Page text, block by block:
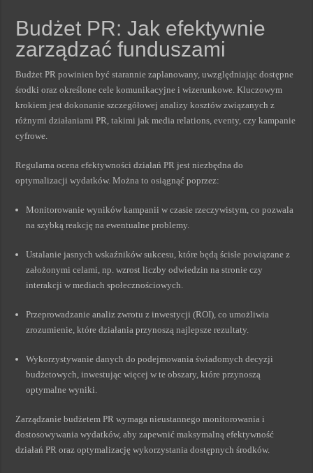
Budżet PR: Jak efektywnie
zarządzać funduszami
Budżet PR powinien być starannie zaplanowany, uwzględniając dostępne
środki oraz określone cele komunikacyjne i wizerunkowe. Kluczowym
krokiem jest dokonanie szczegółowej analizy kosztów związanych z
różnymi działaniami PR, takimi jak media relations, eventy, czy kampanie
cyfrowe.
Regularna ocena efektywności działań PR jest niezbędna do
optymalizacji wydatków. Można to osiągnąć poprzez:
Monitorowanie wyników kampanii w czasie rzeczywistym, co pozwala
na szybką reakcję na ewentualne problemy.
Ustalanie jasnych wskaźników sukcesu, które będą ścisłe powiązane z
założonymi celami, np. wzrost liczby odwiedzin na stronie czy
interakcji w mediach społecznościowych.
Przeprowadzanie analiz zwrotu z inwestycji (ROI), co umożliwia
zrozumienie, które działania przynoszą najlepsze rezultaty.
Wykorzystywanie danych do podejmowania świadomych decyzji
budżetowych, inwestując więcej w te obszary, które przynoszą
optymalne wyniki.
Zarządzanie budżetem PR wymaga nieustannego monitorowania i
dostosowywania wydatków, aby zapewnić maksymalną efektywność
działań PR oraz optymalizację wykorzystania dostępnych środków.